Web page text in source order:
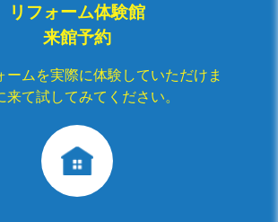
リフォーム体験館
来館予約
ームを実際に体験していただけま
て試してみてください。